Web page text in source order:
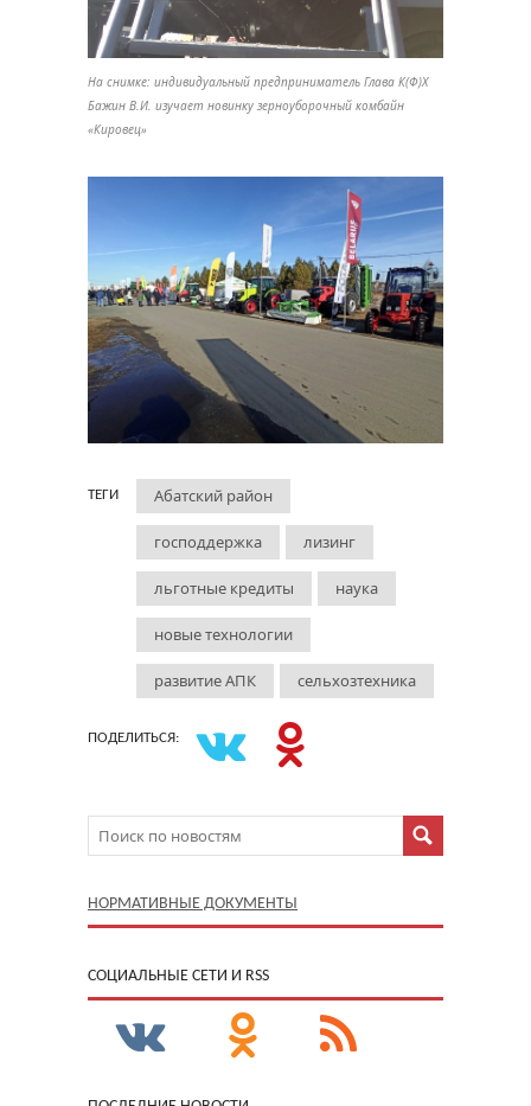
На снимке: индивидуальный предприниматель Глава К(Ф)Х
Бажин В.И. изучает новинку зерноуборочный комбайн
«Кировец»
ТЕГИ Абатский район
господдержка лизинг
льготные кредиты наука
новые технологии
развитие АПК сельхозтехника
ПОДЕЛИТЬСЯ:
НОРМАТИВНЫЕ ДОКУМЕНТЫ
CОЦИАЛЬНЫЕ СЕТИ И RSS